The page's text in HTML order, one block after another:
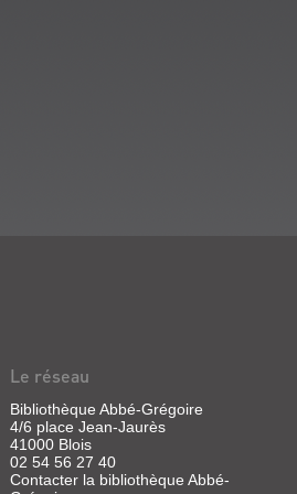
Le réseau
Bibliothèque Abbé-Grégoire
4/6 place Jean-Jaurès
41000 Blois
02 54 56 27 40
Contacter la bibliothèque Abbé-